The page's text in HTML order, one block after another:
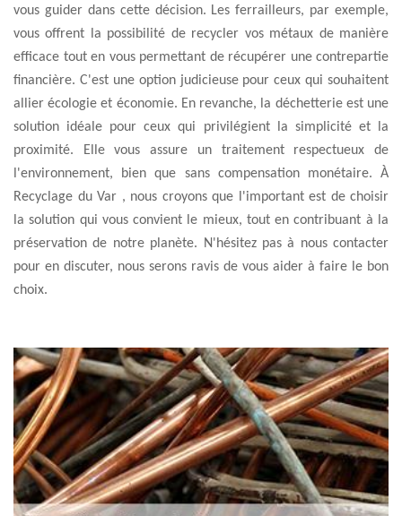
vous guider dans cette décision. Les ferrailleurs, par exemple,
vous offrent la possibilité de recycler vos métaux de manière
efficace tout en vous permettant de récupérer une contrepartie
financière. C'est une option judicieuse pour ceux qui souhaitent
allier écologie et économie. En revanche, la déchetterie est une
solution idéale pour ceux qui privilégient la simplicité et la
proximité. Elle vous assure un traitement respectueux de
l'environnement, bien que sans compensation monétaire. À
Recyclage du Var , nous croyons que l'important est de choisir
la solution qui vous convient le mieux, tout en contribuant à la
préservation de notre planète. N'hésitez pas à nous contacter
pour en discuter, nous serons ravis de vous aider à faire le bon
choix.